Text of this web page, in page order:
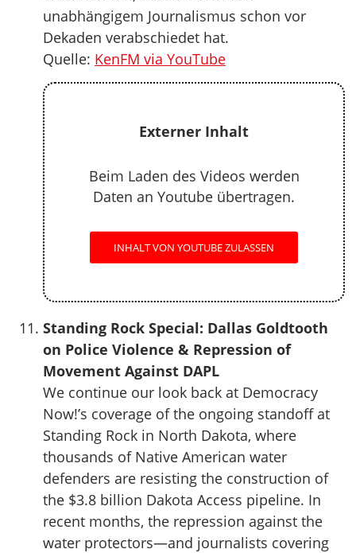
unabhängigem Journalismus schon vor
Dekaden verabschiedet hat.
Quelle: KenFM via YouTube
Externer Inhalt
Beim Laden des Videos werden
Daten an Youtube übertragen.
INHALT VON YOUTUBE ZULASSEN
Standing Rock Special: Dallas Goldtooth
on Police Violence & Repression of
Movement Against DAPL
We continue our look back at Democracy
Now!’s coverage of the ongoing standoff at
Standing Rock in North Dakota, where
thousands of Native American water
defenders are resisting the construction of
the $3.8 billion Dakota Access pipeline. In
recent months, the repression against the
water protectors—and journalists covering